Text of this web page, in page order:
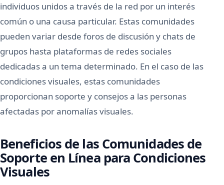
individuos unidos a través de la red por un interés
común o una causa particular. Estas comunidades
pueden variar desde foros de discusión y chats de
grupos hasta plataformas de redes sociales
dedicadas a un tema determinado. En el caso de las
condiciones visuales, estas comunidades
proporcionan soporte y consejos a las personas
afectadas por anomalías visuales.
Beneficios de las Comunidades de
Soporte en Línea para Condiciones
Visuales